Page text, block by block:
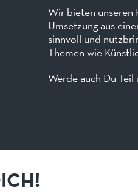
Wir bieten unseren
Umsetzung aus
sinnvoll und
Themen wie
Werde auch Du